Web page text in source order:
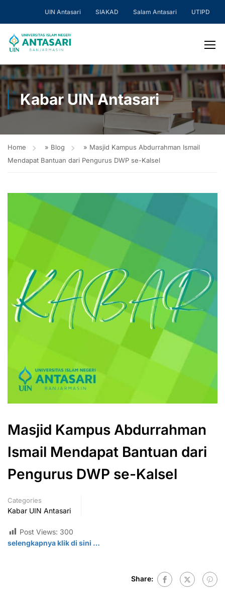
UIN Antasari SIAKAD Salam Antasari UTIPD
Kabar UIN Antasari
Home » Blog » Masjid Kampus Abdurrahman Ismail
Mendapat Bantuan dari Pengurus DWP se-Kalsel
Masjid Kampus Abdurrahman
Ismail Mendapat Bantuan dari
Pengurus DWP se-Kalsel
Categories
Kabar UIN Antasari
Post Views: 300
selengkapnya klik di sini …
Share: